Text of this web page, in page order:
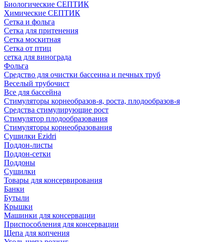
Биологические СЕПТИК
Химические СЕПТИК
Сетка и фольга
Сетка для притенения
Сетка москитная
Сетка от птиц
сетка для винограда
Фольга
Средство для очистки бассеина и печных труб
Веселый трубочист
Все для бассейна
Стимуляторы корнеобразов-я, роста, плодообразов-я
Средства стимулирующие рост
Стимулятор плодообразования
Стимуляторы корнеобразования
Сушилки Ezidri
Поддон-листы
Поддон-сетки
Поддоны
Сушилки
Товары для консервирования
Банки
Бутыли
Крышки
Машинки для консервации
Приспособления для консервации
Щепа для копчения